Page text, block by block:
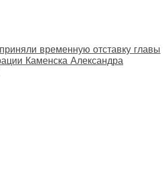
временную отставку главы
Каменска Александра